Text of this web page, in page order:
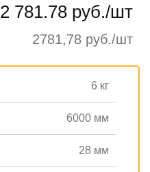
2 781.78 руб./шт
2781,78 руб./шт
6 кг
6000 мм
28 мм